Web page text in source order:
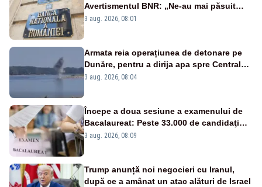
Avertismentul BNR: „Ne-au mai păsuit
pentru câteva luni”
3 aug. 2026, 08:01
Armata reia operațiunea de detonare pe
Dunăre, pentru a dirija apa spre Centrala
Cernavodă
3 aug. 2026, 08:04
Începe a doua sesiune a examenului de
Bacalaureat: Peste 33.000 de candidaţi
înscrişi
3 aug. 2026, 08:09
Trump anunță noi negocieri cu Iranul,
după ce a amânat un atac alături de Israel